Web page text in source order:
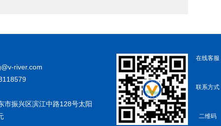
river.com
市振兴区滨江中路128号太阳
在线客服
联系方式
二维码